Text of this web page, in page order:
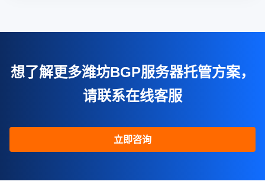
想了解更多潍坊BGP服务器托管方案，
请联系在线客服
立即咨询